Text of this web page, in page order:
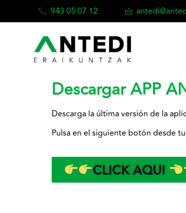
943 05 07 12
Descargar APP
Descarga la última versión de la
Pulsa en el siguiente botón desde
CLICK AQUI